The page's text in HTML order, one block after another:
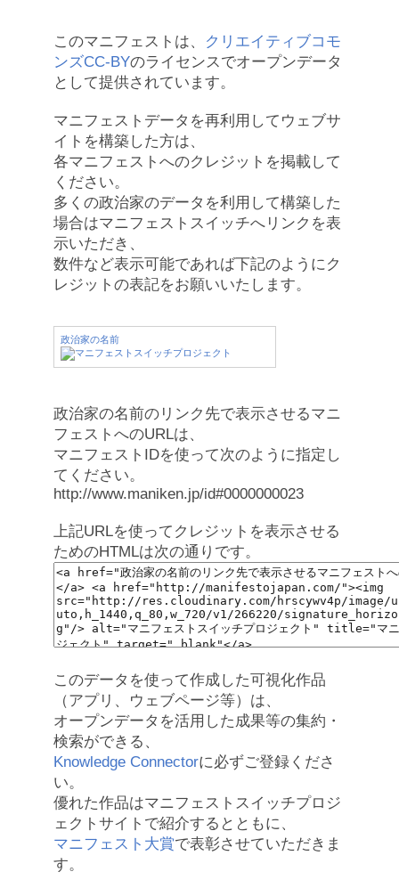
このマニフェストは、
クリエイティブコモ
ンズCC-BYのライセンスでオープンデータ
として提供されています。
マニフェストデータを再利用してウェブサ
イトを構築した方は、
各マニフェストへのクレジットを掲載して
ください。
多くの政治家のデータを利用して構築した
場合はマニフェストスイッチへリンクを表
示いただき、
数件など表示可能であれば下記のようにク
レジットの表記をお願いいたします。
政治家の名前
政治家の名前のリンク先で表示させるマニ
フェストへのURLは、
マニフェストIDを使って次のように指定し
てください。
http://www.maniken.jp/id#0000000023
上記URLを使ってクレジットを表示させる
ためのHTMLは次の通りです。
このデータを使って作成した可視化作品
（アプリ、ウェブページ等）は、
オープンデータを活用した成果等の集約・
検索ができる、
Knowledge Connectorに必ずご登録くださ
い。
優れた作品はマニフェストスイッチプロジ
ェクトサイトで紹介するとともに、
マニフェスト大賞で表彰させていただきま
す。